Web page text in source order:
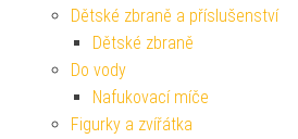
Dětské zbraně a příslušenství
Dětské zbraně
Do vody
Nafukovací míče
Figurky a zvířátka